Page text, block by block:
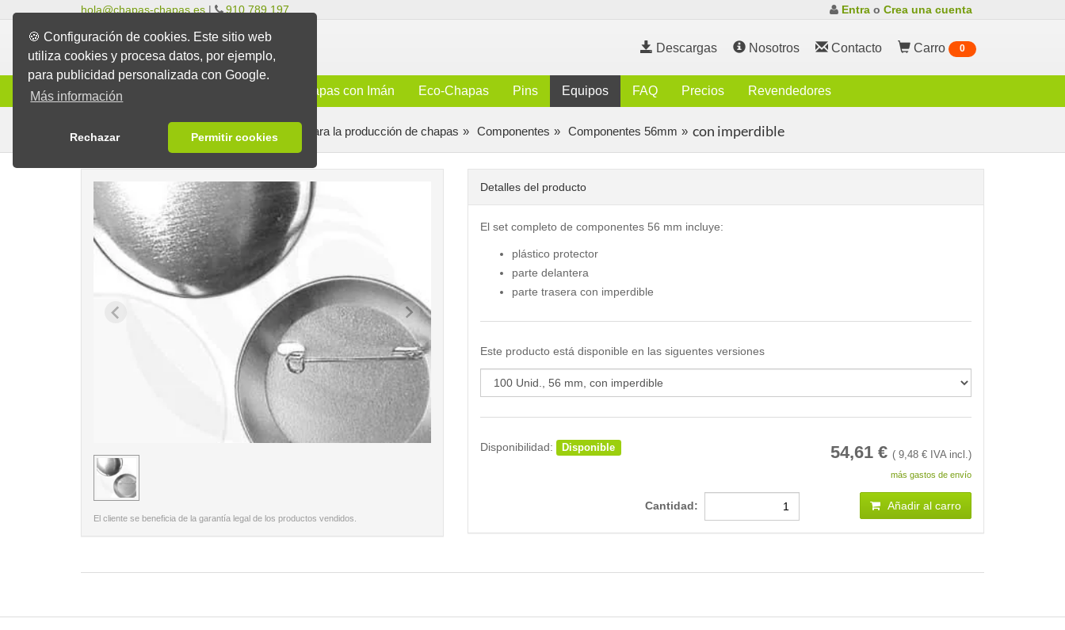
🍪 Configuración de cookies. Este sitio web
utiliza cookies y procesa datos, por ejemplo,
para publicidad personalizada con Google.
Más información
Rechazar Permitir cookies
hola@chapas-chapas.es | 910 789 197 Entra o Crea una cuenta
Descargas Nosotros Contacto Carro 0
Chapas con Imán Eco-Chapas Pins Equipos FAQ Precios Revendedores
Máquinas y Componentes Consumibles para la producción de chapas Componentes Componentes 56mm con imperdible
< /picture>
El cliente se beneficia de la garantía legal de los productos vendidos.
Detalles del producto
El set completo de componentes 56 mm incluye:
plástico protector
parte delantera
parte trasera con imperdible
Este producto está disponible en las siguentes versiones
Disponibilidad: Disponible 54,61€ ( 9,48€ IVA incl.)
más gastos de envío
Cantidad: Añadir al carro